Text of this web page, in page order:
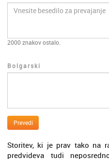
2000 znakov ostalo.
Bolgarski
Prevedi
Storitev, ki je prav tako na
predvideva tudi